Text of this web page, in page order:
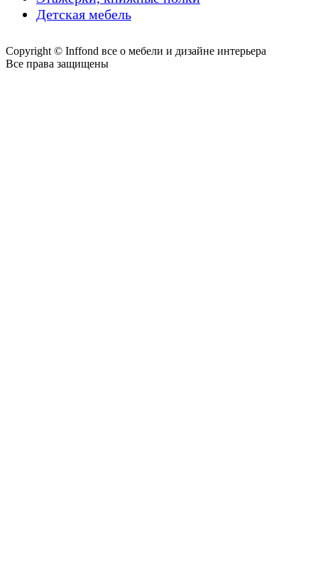
Детская мебель
Copyright © Inffond все о мебели и дизайне интерьера
Все права защищены